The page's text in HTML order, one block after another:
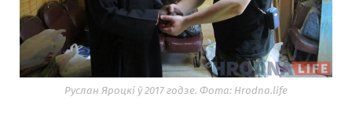
Руслан Яроцкі ў 2017 годзе. Фота: Hrodna.life